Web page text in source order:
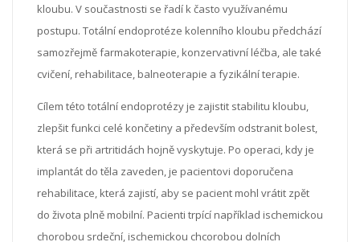
kloubu. V součastnosti se řadí k často využívanému
postupu. Totální endoprotéze kolenního kloubu předchází
samozřejmě farmakoterapie, konzervativní léčba, ale také
cvičení, rehabilitace, balneoterapie a fyzikální terapie.
Cílem této totální endoprotézy je zajistit stabilitu kloubu,
zlepšit funkci celé končetiny a především odstranit bolest,
která se při artritidách hojně vyskytuje. Po operaci, kdy je
implantát do těla zaveden, je pacientovi doporučena
rehabilitace, která zajistí, aby se pacient mohl vrátit zpět
do života plně mobilní. Pacienti trpící například ischemickou
chorobou srdeční, ischemickou chcorobou dolních